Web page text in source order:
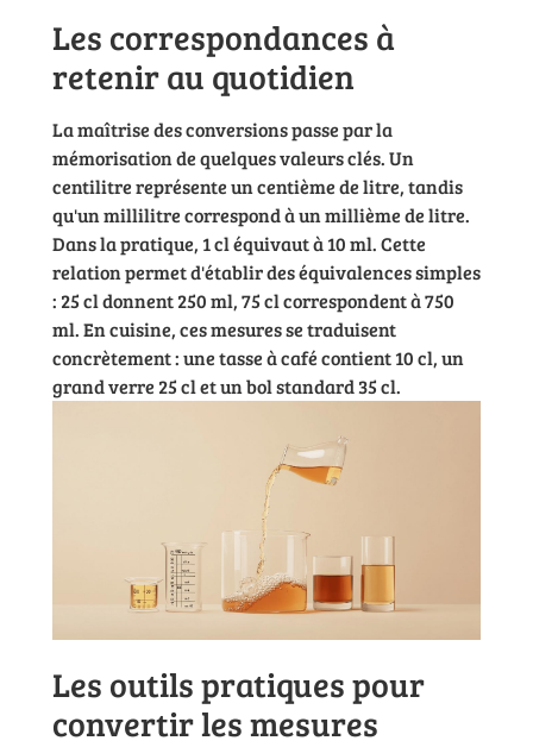
Les correspondances à
retenir au quotidien
La maîtrise des conversions passe par la
mémorisation de quelques valeurs clés. Un
centilitre représente un centième de litre, tandis
qu'un millilitre correspond à un millième de litre.
Dans la pratique, 1 cl équivaut à 10 ml. Cette
relation permet d'établir des équivalences simples
: 25 cl donnent 250 ml, 75 cl correspondent à 750
ml. En cuisine, ces mesures se traduisent
concrètement : une tasse à café contient 10 cl, un
grand verre 25 cl et un bol standard 35 cl.
Les outils pratiques pour
convertir les mesures